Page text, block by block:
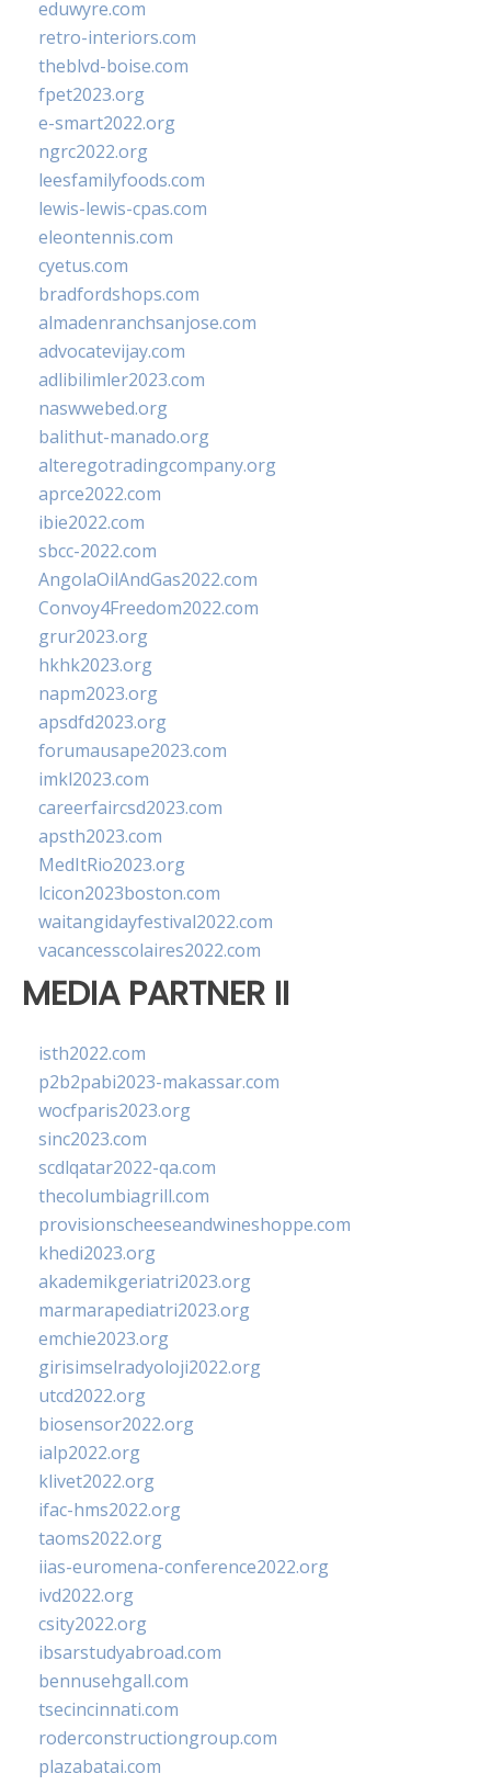
eduwyre.com
retro-interiors.com
theblvd-boise.com
fpet2023.org
e-smart2022.org
ngrc2022.org
leesfamilyfoods.com
lewis-lewis-cpas.com
eleontennis.com
cyetus.com
bradfordshops.com
almadenranchsanjose.com
advocatevijay.com
adlibilimler2023.com
naswwebed.org
balithut-manado.org
alteregotradingcompany.org
aprce2022.com
ibie2022.com
sbcc-2022.com
AngolaOilAndGas2022.com
Convoy4Freedom2022.com
grur2023.org
hkhk2023.org
napm2023.org
apsdfd2023.org
forumausape2023.com
imkl2023.com
careerfaircsd2023.com
apsth2023.com
MedItRio2023.org
lcicon2023boston.com
waitangidayfestival2022.com
vacancesscolaires2022.com
MEDIA PARTNER II
isth2022.com
p2b2pabi2023-makassar.com
wocfparis2023.org
sinc2023.com
scdlqatar2022-qa.com
thecolumbiagrill.com
provisionscheeseandwineshoppe.com
khedi2023.org
akademikgeriatri2023.org
marmarapediatri2023.org
emchie2023.org
girisimselradyoloji2022.org
utcd2022.org
biosensor2022.org
ialp2022.org
klivet2022.org
ifac-hms2022.org
taoms2022.org
iias-euromena-conference2022.org
ivd2022.org
csity2022.org
ibsarstudyabroad.com
bennusehgall.com
tsecincinnati.com
roderconstructiongroup.com
plazabatai.com